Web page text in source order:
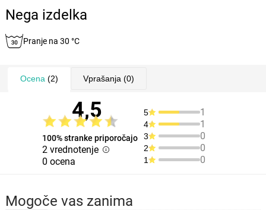
Nega izdelka
Pranje na 30 °C
Ocena (2) Vprašanja (0)
4,5
100% stranke priporočajo
2 vrednotenje
0 ocena
5 1
4 1
3 0
2 0
1 0
Mogoče vas zanima